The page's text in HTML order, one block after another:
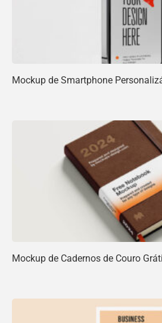
Mockup de Smartphone
Mockup de Cadernos de Couro